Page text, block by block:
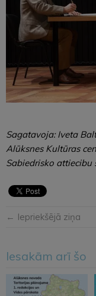
Sagatavoja: Iveta
Alūksnes Kultūras
Sabiedrisko attiecibu
← Iepriekšējā ziņa
Iesakām arī šo